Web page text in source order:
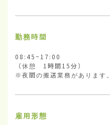
勤務時間
08:45~17:00
（休憩　1時間15分）
※夜間の搬送業務があります。
雇用形態